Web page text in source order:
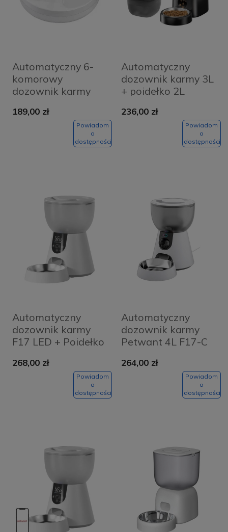
Automatyczny 6-
komorowy
dozownik karmy
(biały)
189,00 zł
Powiadom
o
dostępności
Automatyczny
dozownik karmy 3L
+ poidełko 2L
236,00 zł
Powiadom
o
dostępności
Automatyczny
dozownik karmy
F17 LED + Poidełko
268,00 zł
Powiadom
o
dostępności
Automatyczny
dozownik karmy
Petwant 4L F17-C
264,00 zł
Powiadom
o
dostępności